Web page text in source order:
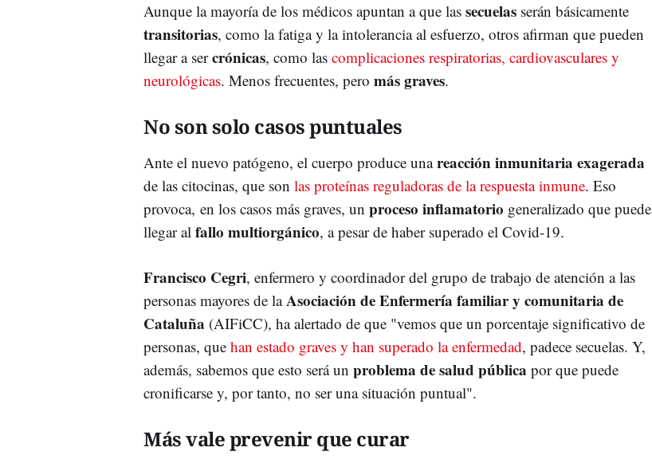
Aunque la mayoría de los médicos apuntan a que las secuelas serán básicamente
transitorias, como la fatiga y la intolerancia al esfuerzo, otros afirman que pueden
llegar a sercrónicas, como las complicaciones respiratorias, cardiovasculares y
neurológicas. Menos frecuentes, pero más graves.
No son solo casos puntuales
Ante el nuevo patógeno, el cuerpo produce unareacción inmunitaria exagerada
de las citocinas, que son las proteínas reguladoras de la respuesta inmune. Eso
provoca, en los casos más graves, un proceso inflamatorio generalizado que puede
llegar al fallo multiorgánico, a pesar de haber superado el Covid-19.
Francisco Cegri, enfermero y coordinador del grupo de trabajo de atención a las
personas mayores de laAsociación de Enfermería familiar y comunitaria de
Cataluña (AIFiCC), ha alertado de que "vemos que un porcentaje significativo de
personas, que han estado graves y han superado la enfermedad, padece secuelas. Y,
además, sabemos que esto será un problema de salud pública por que puede
cronificarse y, por tanto, no ser una situación puntual".
Más vale prevenir que curar